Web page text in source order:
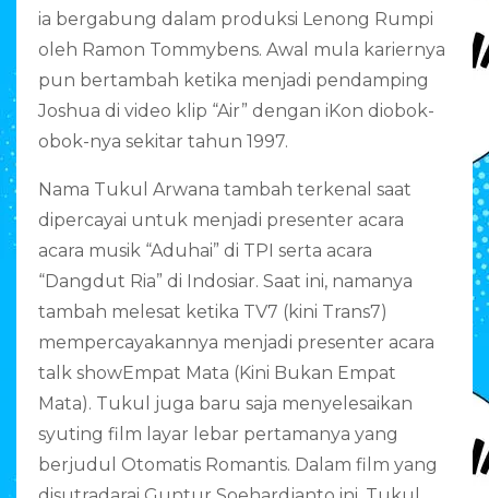
ia bergabung dalam produksi Lenong Rumpi
oleh Ramon Tommybens. Awal mula kariernya
pun bertambah ketika menjadi pendamping
Joshua di video klip “Air” dengan iKon diobok-
obok-nya sekitar tahun 1997.
Nama Tukul Arwana tambah terkenal saat
dipercayai untuk menjadi presenter acara
acara musik “Aduhai” di TPI serta acara
“Dangdut Ria” di Indosiar. Saat ini, namanya
tambah melesat ketika TV7 (kini Trans7)
mempercayakannya menjadi presenter acara
talk showEmpat Mata (Kini Bukan Empat
Mata). Tukul juga baru saja menyelesaikan
syuting film layar lebar pertamanya yang
berjudul Otomatis Romantis. Dalam film yang